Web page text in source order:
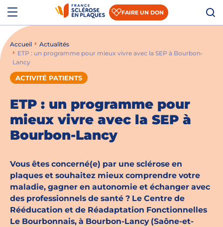
Aller au contenu
Aller à la recherche
FAIRE UN DON
Qui sommes-nous ?
S’informer sur la recherche
Nous rejoindre
Actualités
Espace presse
Accueil
Actualités
ETP : un programme pour mieux vivre avec la SEP à Bourbon-
Lancy
ACTIVITÉ PATIENTS
ETP : un programme pour
mieux vivre avec la SEP à
Bourbon-Lancy
Vous êtes concerné(e) par une sclérose en
plaques et souhaitez mieux comprendre votre
maladie, gagner en autonomie et échanger avec
des professionnels de santé ? Le Centre de
Rééducation et de Réadaptation Fonctionnelles
Le Bourbonnais, à Bourbon-Lancy (Saône-et-